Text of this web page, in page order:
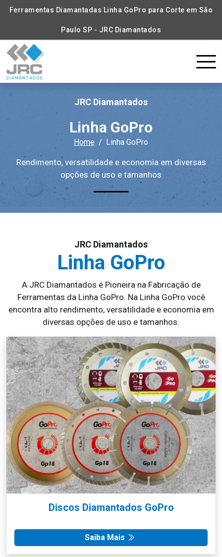
Ferramentas Diamantadas Linha GoPro para Corte em São
Paulo SP - JRC Diamantados
JRC Diamantados
Linha GoPro
Home Linha GoPro
Rendimento, versatilidade e economia em diversas
opções de uso e tamanhos
JRC Diamantados
Linha GoPro
A JRC Diamantados é Pioneira na Fabricação de
Ferramentas da Linha GoPro. Na Linha GoPro você
encontra alto rendimento, versatilidade e economia em
diversas opções de uso e tamanhos.
Discos Diamantados GoPro
Saiba Mais